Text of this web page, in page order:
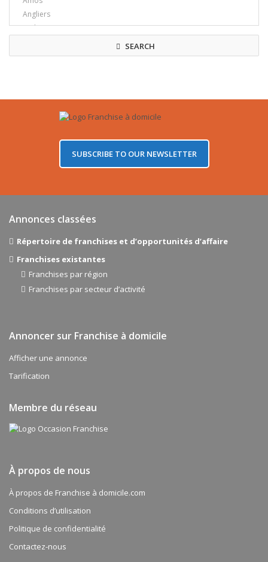
SEARCH
SUBSCRIBE TO OUR NEWSLETTER
Annonces classées
Répertoire de franchises et d’opportunités d’affaire
Franchises existantes
Franchises par région
Franchises par secteur d’activité
Annoncer sur Franchise à domicile
Afficher une annonce
Tarification
Membre du réseau
À propos de nous
À propos de Franchise à domicile.com
Conditions d’utilisation
Politique de confidentialité
Contactez-nous